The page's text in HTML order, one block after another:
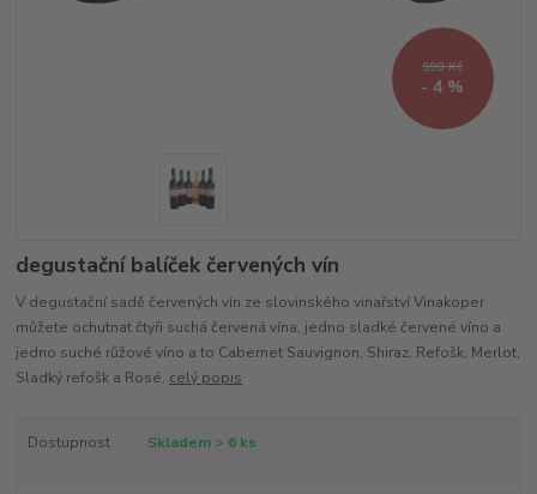
990 Kč
- 4 %
degustační balíček červených vín
V degustační sadě červených vín ze slovinského vinařství Vinakoper
můžete ochutnat čtyři suchá červená vína, jedno sladké červené víno a
jedno suché růžové víno a to Cabernet Sauvignon, Shiraz, Refošk, Merlot,
Sladký refošk a Rosé. celý popis
Dostupnost Skladem > 6 ks